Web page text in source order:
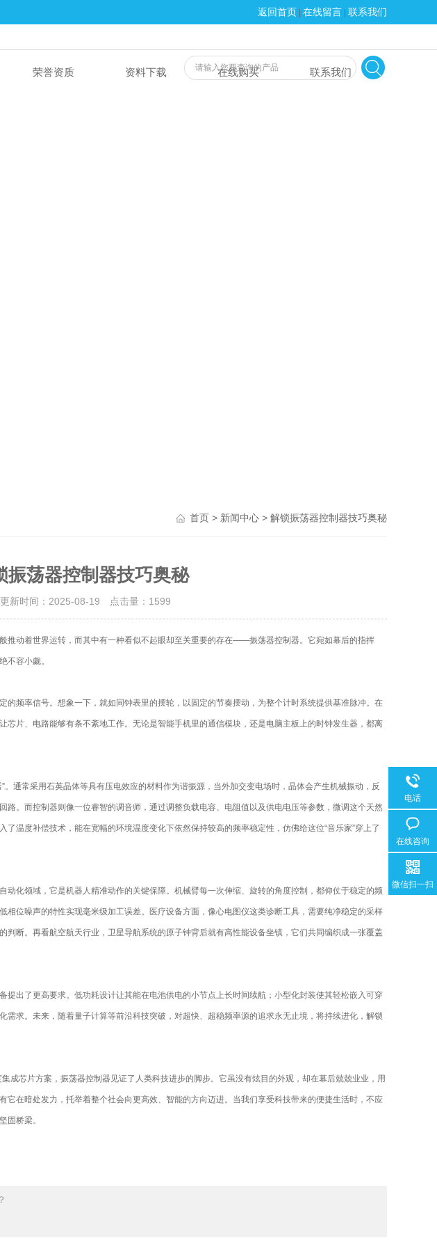
返回首页 在线留言 联系我们
荣誉资质 资料下载 在线购买 联系我们
首页 > 新闻中心 > 解锁振荡器控制器技巧奥秘
振荡器控制器技巧奥秘
新时间：2025-08-19 点击量： 1599
动着世界运转，而其中有一种看似不起眼却至关重要的存在——振荡器控制器。它宛如幕后的指挥
不容小觑。
的频率信号。想象一下，就如同钟表里的摆轮，以固定的节奏摆动，为整个计时系统提供基准脉冲。在
芯片、电路能够有条不紊地工作。无论是智能手机里的通信模块，还是电脑主板上的时钟发生器，都离
通常采用石英晶体等具有压电效应的材料作为谐振源，当外加交变电场时，晶体会产生机械振动，反
路。而控制器则像一位睿智的调音师，通过调整负载电容、电阻值以及供电电压等参数，微调这个天然
温度补偿技术，能在宽幅的环境温度变化下依然保持较高的频率稳定性，仿佛给这位“音乐家”穿上了
化领域，它是机器人精准动作的关键保障。机械臂每一次伸缩、旋转的角度控制，都仰仗于稳定的频
相位噪声的特性实现毫米级加工误差。医疗设备方面，像心电图仪这类诊断工具，需要纯净稳定的采样
判断。再看航空航天行业，卫星导航系统的原子钟背后就有高性能设备坐镇，它们共同编织成一张覆盖
出了更高要求。低功耗设计让其能在电池供电的小节点上长时间续航；小型化封装使其轻松嵌入可穿
需求。未来，随着量子计算等前沿科技突破，对超快、超稳频率源的追求永无止境，将持续进化，解锁
芯片方案，振荡器控制器见证了人类科技进步的脚步。它虽没有炫目的外观，却在幕后兢兢业业，用
它在暗处发力，托举着整个社会向更高效、智能的方向迈进。当我们享受科技带来的便捷生活时，不应
固桥梁。
电话
在线咨询
微信扫一扫